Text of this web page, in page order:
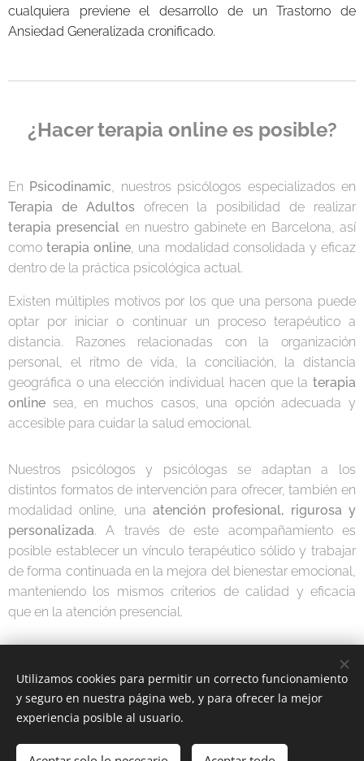
cualquiera previene el desarrollo de un Trastorno de
Ansiedad Generalizada cronificado.
¿Hacer terapia online es posible?
En Psicodinamic , nuestros psicólogos especializados en
Terapia de Adultosofrecen la posibilidad de realizar
terapia presencial en nuestro gabinete en Barcelona, así
comoterapia online , una modalidad consolidada y eficaz
dentro de la práctica psicológica actual.
Existen múltiples motivos por los que una persona puede
optar por iniciar o continuar un proceso terapéutico a
distancia. Razones relacionadas con la organización
personal, el ritmo de vida, la conciliación, la distancia
geográfica o una elección individual hacen que la terapia
online sea, en muchos casos, una opción adecuada y
accesible para cuidar la salud emocional.
Nuestros psicólogos y psicólogas se adaptan a los
distintos formatos de intervención para ofrecer, también en
modalidad online, una atención profesional, rigurosa y
personalizada. A través de este acompañamiento es
posible establecer un vínculo terapéutico sólido y trabajar
de forma continuada en la mejora del bienestar emocional,
manteniendo los mismos criterios de calidad y eficacia
que en la atención presencial.
Piscodinamic | Todos los derechos reservados 2020 |
Utilizamos cookies para permitir un correcto funcionamiento
y seguro en nuestra página web, y para ofrecer la mejor
experiencia posible al usuario.